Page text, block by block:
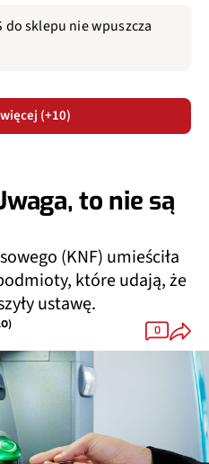
do sklepu nie wpuszcza
(+10)
to nie są
(KNF) umieściła
które udają, że
ustawę.
0